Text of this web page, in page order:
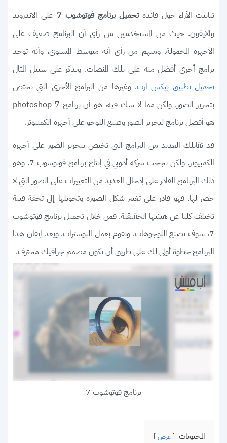
تباينت الآراء حول فائدةتحميل برنامج فوتوشوب 7
على الاندرويد
والايفون. حيث من المستخدمين من رأى أن البرنامج ضعيف على
الأجهزة المحمولة. ومنهم من رأى أنه متوسط المستوى، وأنه توجد
برامج أخرى أفضل منه على تلك المنصات. ونذكر على سبيل المثال
تحميل تطبيق بيكس ارت. وغيرها من البرامج الأخرى التي تختص
بتحرير الصور. ولكن مما لا شك فيه، هو أن برنامج photoshop 7
هو أفضل برنامج لتحرير الصور وصنع اللوجو على أجهزة الكمبيوتر.
قد تقابلك العديد من البرامج التي تختص بتحرير الصور على أجهزة
الكمبيوتر. ولكن نجحت شركة أدوبي في إنتاج برنامج فوتوشوب 7. وهو
ذلك البرنامج القادر على إدخال العديد من التغييرات على الصور التي لا
حصر لها. فهو قادر على تغيير شكل الصورة وتحويلها إلى تحفة فنية
تختلف كليا عن هيئتها الحقيقية. فمن خلال تحميل برنامج فوتوشوب
7، سوف تصنع اللوجوهات. وتقوم بعمل البوسترات. ويعد إتقان هذا
البرنامج خطوة أولى لك على طريق أن تكون مصمم جرافيك محترف.
برنامج فوتوشوب 7
المحتويات عرض